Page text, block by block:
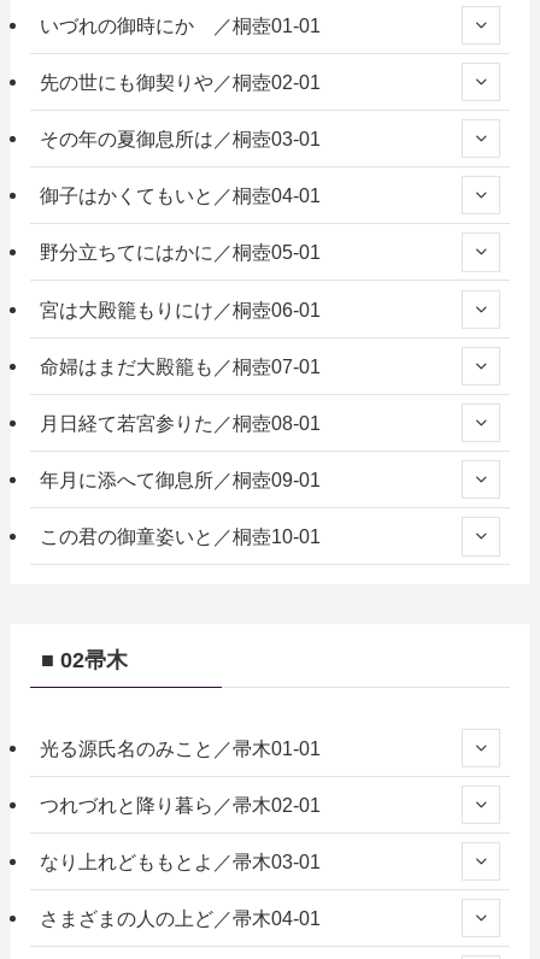
いづれの御時にか ／桐壺01-01
先の世にも御契りや／桐壺02-01
その年の夏御息所は／桐壺03-01
御子はかくてもいと／桐壺04-01
野分立ちてにはかに／桐壺05-01
宮は大殿籠もりにけ／桐壺06-01
命婦はまだ大殿籠も／桐壺07-01
月日経て若宮参りた／桐壺08-01
年月に添へて御息所／桐壺09-01
この君の御童姿いと／桐壺10-01
■ 02帚木
光る源氏名のみこと／帚木01-01
つれづれと降り暮ら／帚木02-01
なり上れどももとよ／帚木03-01
さまざまの人の上ど／帚木04-01